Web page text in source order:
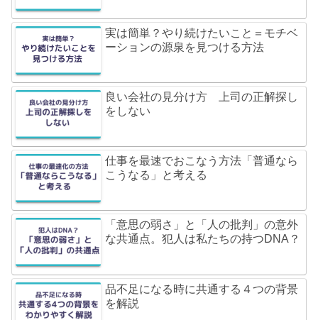
実は簡単？やり続けたいこと＝モチベ
ーションの源泉を見つける方法
良い会社の見分け方 上司の正解探し
をしない
仕事を最速でおこなう方法「普通なら
こうなる」と考える
「意思の弱さ」と「人の批判」の意外
な共通点。犯人は私たちの持つDNA？
品不足になる時に共通する４つの背景
を解説